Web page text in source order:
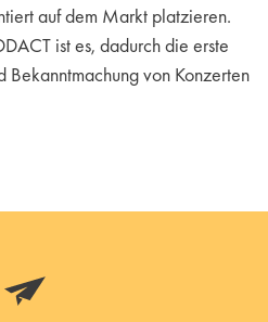
auf dem Markt platzieren.
ist es, dadurch die erste
Bekanntmachung von Konzerten